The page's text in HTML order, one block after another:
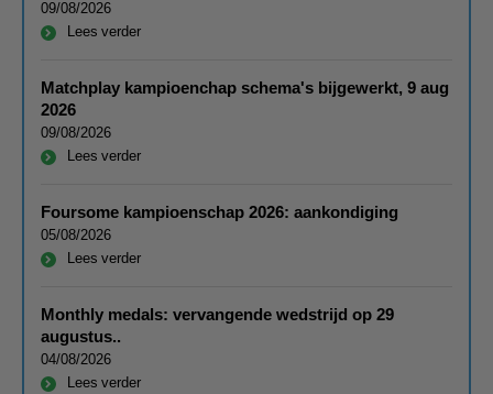
09/08/2026
Lees verder
Matchplay kampioenchap schema's bijgewerkt, 9 aug
2026
09/08/2026
Lees verder
Foursome kampioenschap 2026: aankondiging
05/08/2026
Lees verder
Monthly medals: vervangende wedstrijd op 29
augustus..
04/08/2026
Lees verder